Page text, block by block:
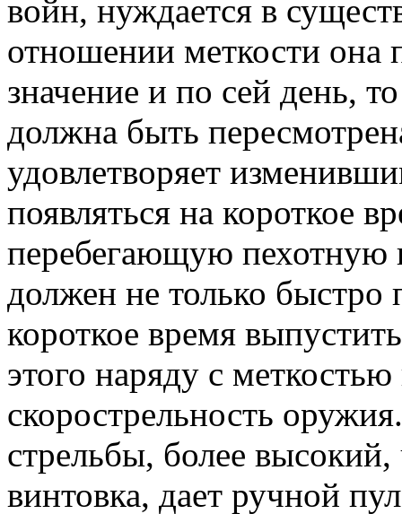
войн, нуждается в
отношении меткости она
значение и по сей день,
должна быть
удовлетворяет
появляться на короткое
перебегающую пехотную
должен не только быстро
короткое время
этого наряду с
скорострельность
стрельбы, более
винтовка, дает ручной